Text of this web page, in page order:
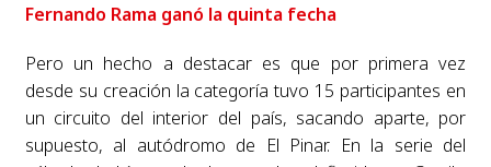
Fernando Rama ganó la quinta fecha
Pero un hecho a destacar es que por primera vez
desde su creación la categoría tuvo 15 participantes en
un circuito del interior del país, sacando aparte, por
supuesto, al autódromo de El Pinar. En la serie del